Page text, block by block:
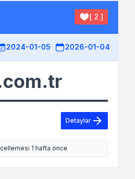
[ 2 ]
2024-01-05 2026-01-04
Detaylar
1 hafta önce